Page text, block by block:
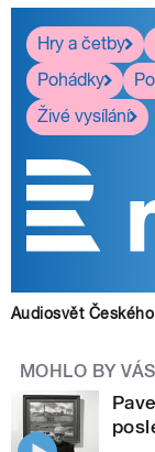
Hry a četby
Pohádky
Živé vysílání
Audiosvět
MOHLO BY